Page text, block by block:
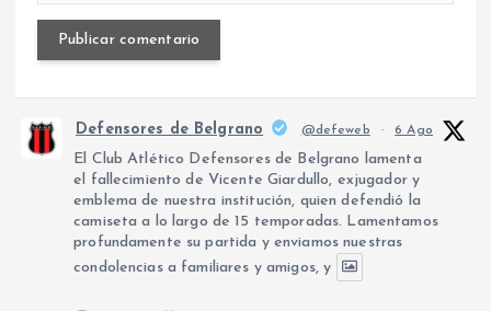
Defensores de Belgrano @defeweb · 6 Ago
El Club Atlético Defensores de Belgrano lamenta
el fallecimiento de Vicente Giardullo, exjugador y
emblema de nuestra institución, quien defendió la
camiseta a lo largo de 15 temporadas. Lamentamos
profundamente su partida y enviamos nuestras
condolencias a familiares y amigos, y